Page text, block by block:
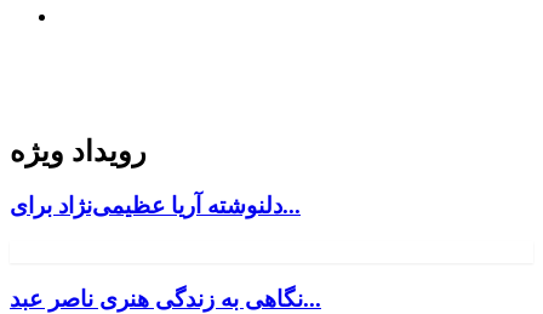
رویداد ویژه
دلنوشته آریا عظیمی‌نژاد برای...
نگاهی به زندگی هنری ناصر عبد...